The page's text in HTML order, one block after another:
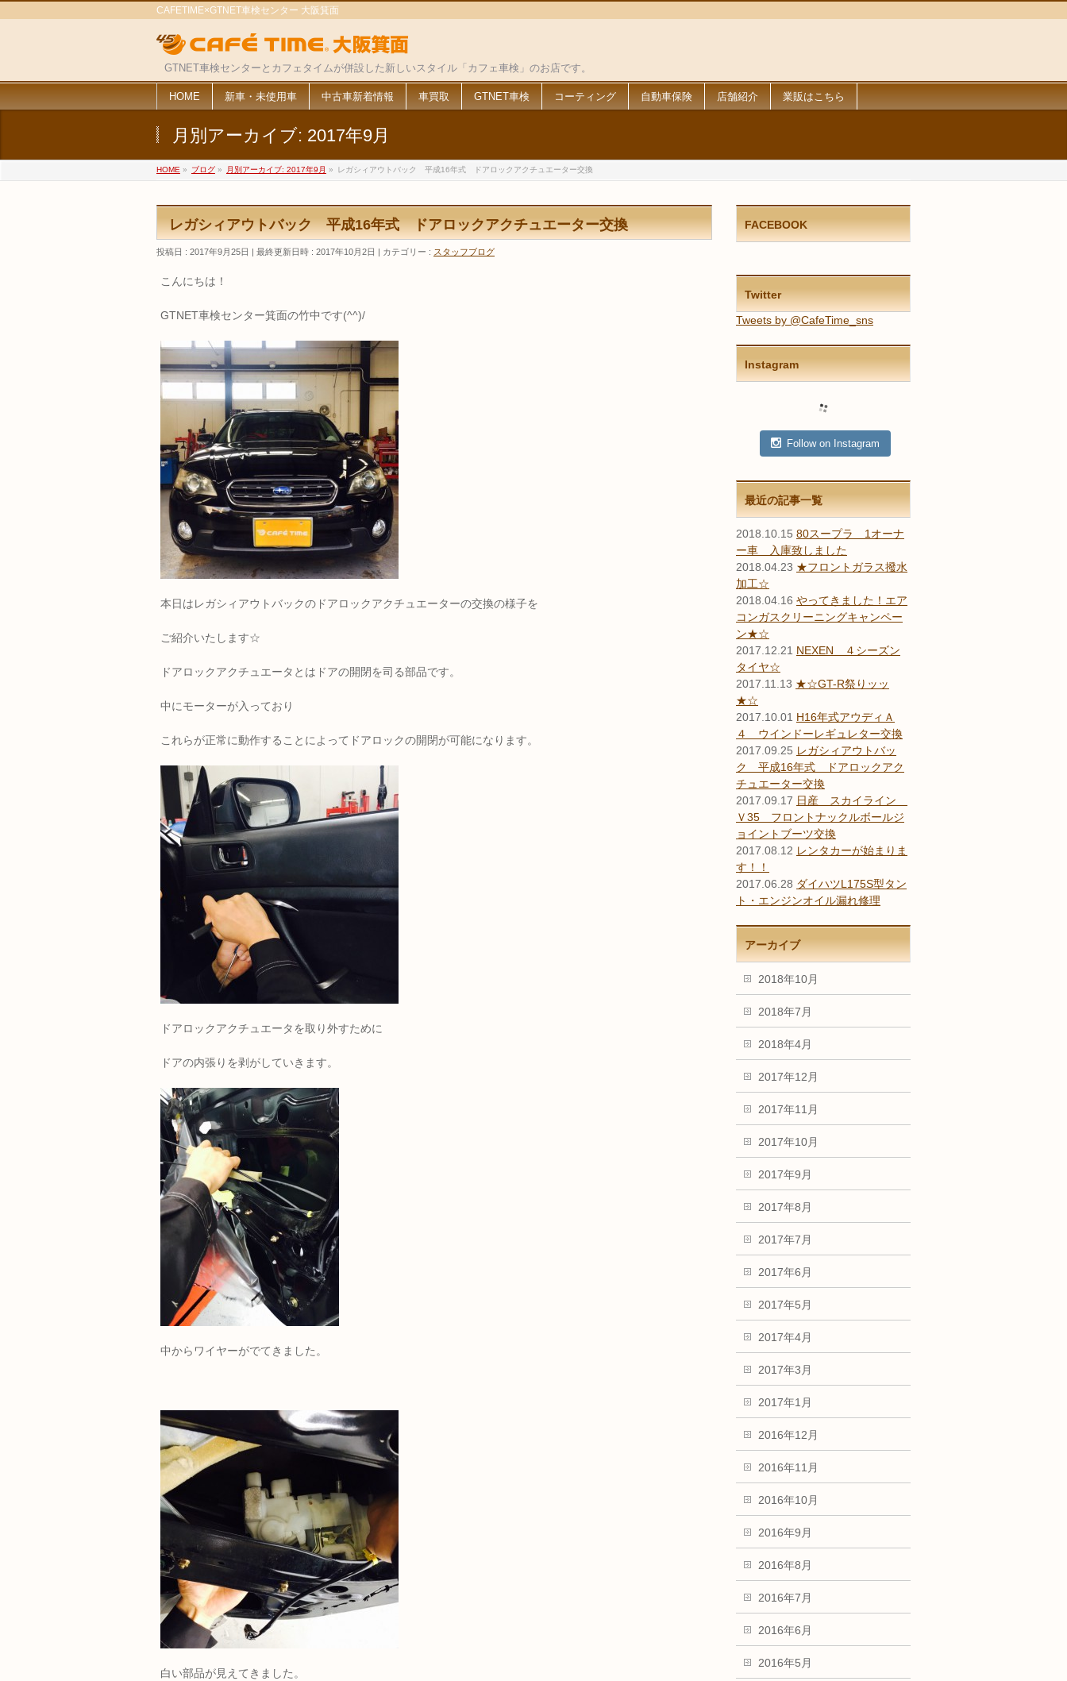
CAFETIME×GTNET車検センター 大阪箕面
GTNET車検センターとカフェタイムが併設した新しいスタイル「カフェ車検」のお店です。
HOME 新車・未使用車 中古車新着情報 車買取 GTNET車検 コーティング 自動車保険 店舗紹介 業販はこちら
月別アーカイブ: 2017年9月
HOME » ブログ » 月別アーカイブ: 2017年9月 » レガシィアウトバック 平成16年式 ドアロックアクチュエーター交換
レガシィアウトバック 平成16年式 ドアロックアクチュエーター交換
投稿日 : 2017年9月25日 最終更新日時 : 2017年10月2日 カテゴリー : スタッフブログ
こんにちは！
GTNET車検センター箕面の竹中です(^^)/
本日はレガシィアウトバックのドアロックアクチュエーターの交換の様子を
ご紹介いたします☆
ドアロックアクチュエータとはドアの開閉を司る部品です。
中にモーターが入っており
これらが正常に動作することによってドアロックの開閉が可能になります。
ドアロックアクチュエータを取り外すために
ドアの内張りを剥がしていきます。
中からワイヤーがでてきました。
白い部品が見えてきました。
FACEBOOK
Twitter
Tweets by @CafeTime_sns
Instagram
Follow on Instagram
最近の記事一覧
2018.10.15 80スープラ 1オーナ
ー車 入庫致しました
2018.04.23 ★フロントガラス撥水
加工☆
2018.04.16 やってきました！エア
コンガスクリーニングキャンペー
ン★☆
2017.12.21 NEXEN ４シーズン
タイヤ☆
2017.11.13 ★☆GT-R祭りッッ
★☆
2017.10.01 H16年式アウディＡ
４ ウインドーレギュレター交換
2017.09.25 レガシィアウトバッ
ク 平成16年式 ドアロックアク
チュエーター交換
2017.09.17 日産 スカイライン
Ｖ35 フロントナックルボールジ
ョイントブーツ交換
2017.08.12 レンタカーが始まりま
す！！
2017.06.28 ダイハツL175S型タン
ト・エンジンオイル漏れ修理
アーカイブ
2018年10月
2018年7月
2018年4月
2017年12月
2017年11月
2017年10月
2017年9月
2017年8月
2017年7月
2017年6月
2017年5月
2017年4月
2017年3月
2017年1月
2016年12月
2016年11月
2016年10月
2016年9月
2016年8月
2016年7月
2016年6月
2016年5月